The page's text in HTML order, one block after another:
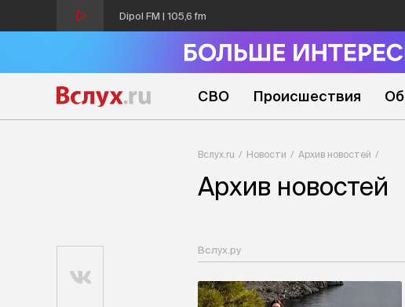
Dipol FM | 105,6 fm
СВО Происшествия
Вслух.ru Новости Архив новостей
Архив новостей
Вслух.ру